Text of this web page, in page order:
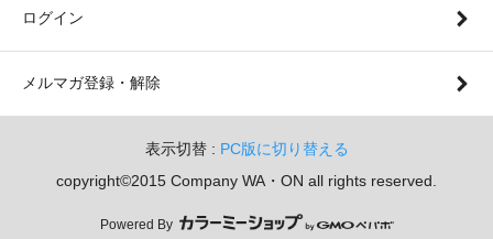
ログイン
メルマガ登録・解除
表示切替 : PC版に切り替える
copyright©2015 Company WA・ON all rights reserved.
Powered By